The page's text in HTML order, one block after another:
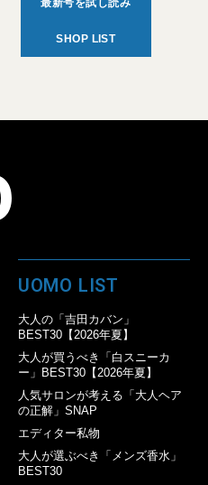
最新号を試し読み
SHOP LIST
UOMO LIST
大人の「吉田カバン」
BEST30【2026年夏】
大人が買うべき「白スニーカ
ー」BEST30【2026年夏】
人気サロンが考える「大人ヘア
の正解」SNAP
エディター私物
大人が選ぶべき「メンズ香水」
BEST30